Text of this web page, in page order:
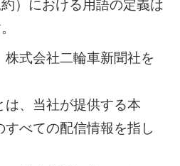
）における用語の定義は
株式会社二輪車新聞社を
は、当社が提供する本
すべての配信情報を指し